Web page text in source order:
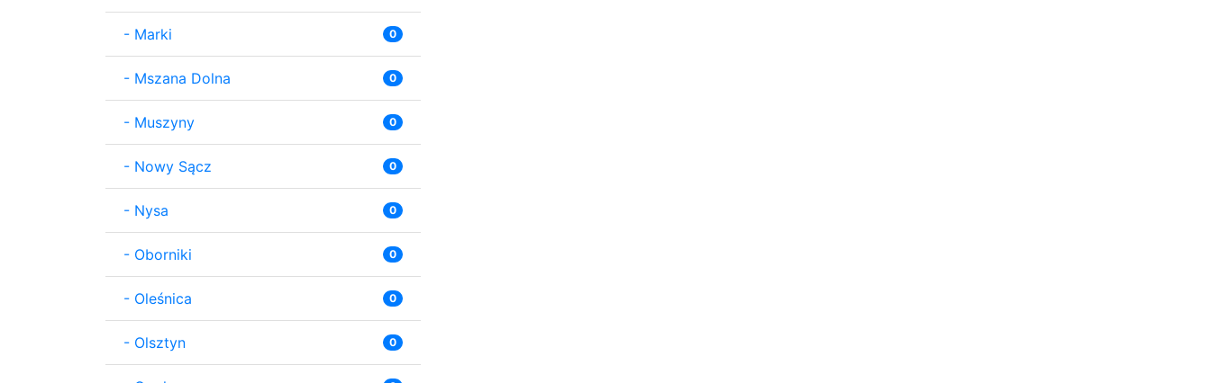
- Marki 0
- Mszana Dolna 0
- Muszyny 0
- Nowy Sącz 0
- Nysa 0
- Oborniki 0
- Oleśnica 0
- Olsztyn 0